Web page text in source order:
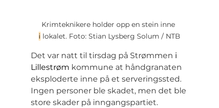
Krimteknikere holder opp en stein inne
i lokalet. Foto: Stian Lysberg Solum / NTB
Det var natt til tirsdag på Strømmen i
Lillestrøm kommune at håndgranaten
eksploderte inne på et serveringssted.
Ingen personer ble skadet, men det ble
store skader på inngangspartiet.